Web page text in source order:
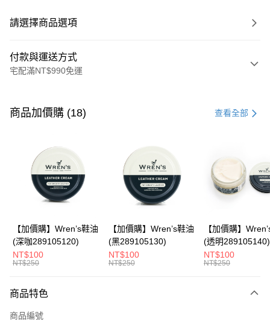
請選擇商品選項
付款與運送方式
宅配滿NT$990免運
信用卡一次付款
Apple Pay
悠遊付
Google Pay
全盈+PAY
ATM付款
宅配
每筆NT$80，滿NT$990(含以上)免運費
商品加價購 (18) 查看全部
【加價購】Wren’s鞋油
(深咖289105120)
NT$100
NT$250
【加價購】Wren’s鞋油
(黑289105130)
NT$100
NT$250
【加價購】
(透明289105140)
NT$100
NT$250
商品特色
商品編號